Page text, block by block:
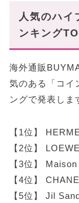
人気のハイ
ンキング
海外通販
気のある「コイ
ングで発表しま
【1位】
【2位】
【3位】
【4位】
【5位】 Jil